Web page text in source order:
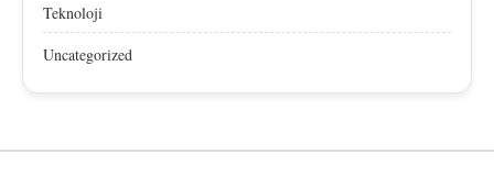
Teknoloji
Uncategorized